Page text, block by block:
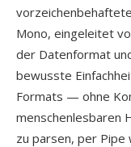
Mono, eingeleitet
der Datenformat
bewusste
Formats — ohne
menschenlesbaren
zu parsen, per